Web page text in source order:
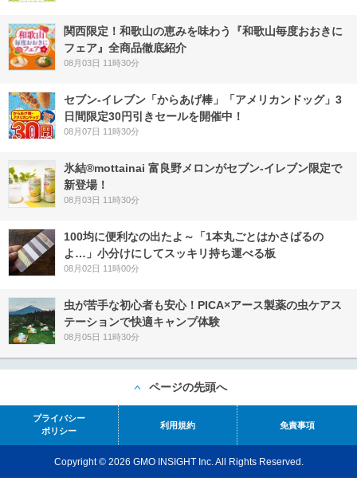
関西限定！和歌山の恵みを味わう『和歌山毎度おおきに
フェア』全商品徹底紹介
08月03日 11時30分
セブン‐イレブン「からあげ棒」「アメリカンドッグ」3
日間限定30円引きセールを開催中！
08月07日 11時30分
氷結®mottainai 富良野メロンがセブン‐イレブン限定で
新登場！
08月03日 11時30分
100均に便利なの出たよ～「1本丸ごとはかさばるの
よ…」小分けにしてスッキリ持ち運べる板
08月02日 11時00分
虫が苦手な初心者も安心！PICA×アース製薬の虫ケアス
テーションで快適キャンプ体験
08月05日 11時30分
ページの先頭へ
プライバシー
ポリシー
利用規約 免責事項
Copyright © 2026 GMO INSIGHT Inc. All Rights Reserved.